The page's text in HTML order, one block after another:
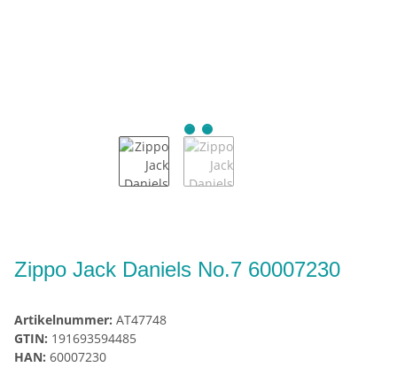
Zippo Jack Daniels No.7 60007230
Artikelnummer: AT47748
GTIN: 191693594485
HAN: 60007230